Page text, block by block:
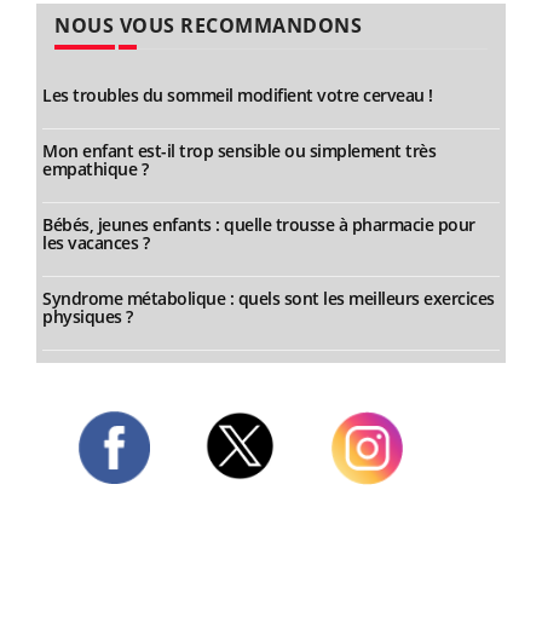
NOUS VOUS RECOMMANDONS
Les troubles du sommeil modifient votre cerveau !
Mon enfant est-il trop sensible ou simplement très
empathique ?
Bébés, jeunes enfants : quelle trousse à pharmacie pour
les vacances ?
Syndrome métabolique : quels sont les meilleurs exercices
physiques ?